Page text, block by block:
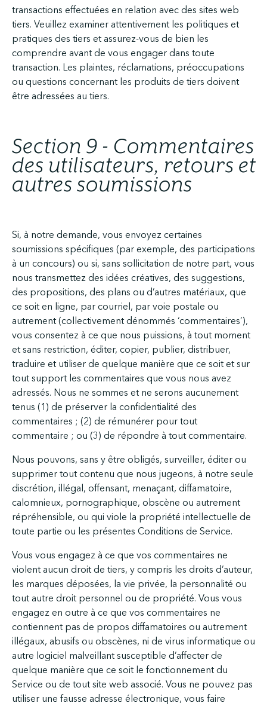
transactions effectuées en relation avec des sites web
tiers. Veuillez examiner attentivement les politiques et
pratiques des tiers et assurez-vous de bien les
comprendre avant de vous engager dans toute
transaction. Les plaintes, réclamations, préoccupations
ou questions concernant les produits de tiers doivent
être adressées au tiers.
Section 9 - Commentaires
des utilisateurs, retours et
autres soumissions
Si, à notre demande, vous envoyez certaines
soumissions spécifiques (par exemple, des participations
à un concours) ou si, sans sollicitation de notre part, vous
nous transmettez des idées créatives, des suggestions,
des propositions, des plans ou d’autres matériaux, que
ce soit en ligne, par courriel, par voie postale ou
autrement (collectivement dénommés ‘commentaires’),
vous consentez à ce que nous puissions, à tout moment
et sans restriction, éditer, copier, publier, distribuer,
traduire et utiliser de quelque manière que ce soit et sur
tout support les commentaires que vous nous avez
adressés. Nous ne sommes et ne serons aucunement
tenus (1) de préserver la confidentialité des
commentaires ; (2) de rémunérer pour tout
commentaire ; ou (3) de répondre à tout commentaire.
Nous pouvons, sans y être obligés, surveiller, éditer ou
supprimer tout contenu que nous jugeons, à notre seule
discrétion, illégal, offensant, menaçant, diffamatoire,
calomnieux, pornographique, obscène ou autrement
répréhensible, ou qui viole la propriété intellectuelle de
toute partie ou les présentes Conditions de Service.
Vous vous engagez à ce que vos commentaires ne
violent aucun droit de tiers, y compris les droits d’auteur,
les marques déposées, la vie privée, la personnalité ou
tout autre droit personnel ou de propriété. Vous vous
engagez en outre à ce que vos commentaires ne
contiennent pas de propos diffamatoires ou autrement
illégaux, abusifs ou obscènes, ni de virus informatique ou
autre logiciel malveillant susceptible d’affecter de
quelque manière que ce soit le fonctionnement du
Service ou de tout site web associé. Vous ne pouvez pas
utiliser une fausse adresse électronique, vous faire